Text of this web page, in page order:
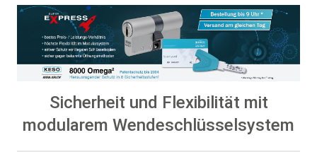
Sicherheit und Flexibilität mit
modularem Wendeschlüsselsystem